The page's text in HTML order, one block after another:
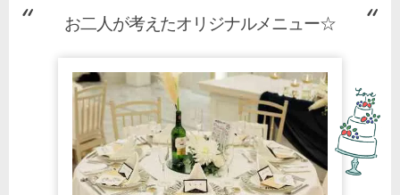
お二人が考えたオリジナルメニュー☆